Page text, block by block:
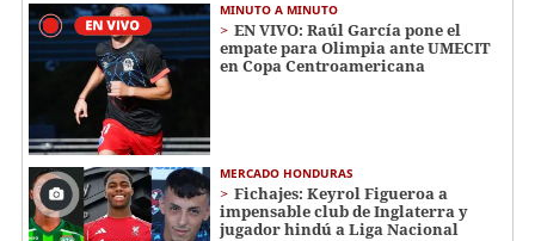
MINUTO A MINUTO
EN VIVO: Raúl García pone el
empate para Olimpia ante UMECIT
en Copa Centroamericana
MERCADO HONDURAS
Fichajes: Keyrol Figueroa a
impensable club de Inglaterra y
jugador hindú a Liga Nacional